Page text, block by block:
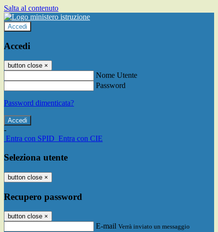
Salta al contenuto
Accedi
Accedi
button close ×
Nome Utente
Password
Password dimenticata?
-
Entra con SPID Entra con CIE
Seleziona utente
button close ×
Recupero password
button close ×
E-mail Verrà inviato un messaggio